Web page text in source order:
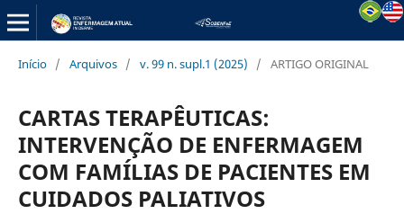
Início / Arquivos / v. 99 n. supl.1 (2025) / ARTIGO ORIGINAL
CARTAS TERAPÊUTICAS:
INTERVENÇÃO DE ENFERMAGEM
COM FAMÍLIAS DE PACIENTES EM
CUIDADOS PALIATIVOS